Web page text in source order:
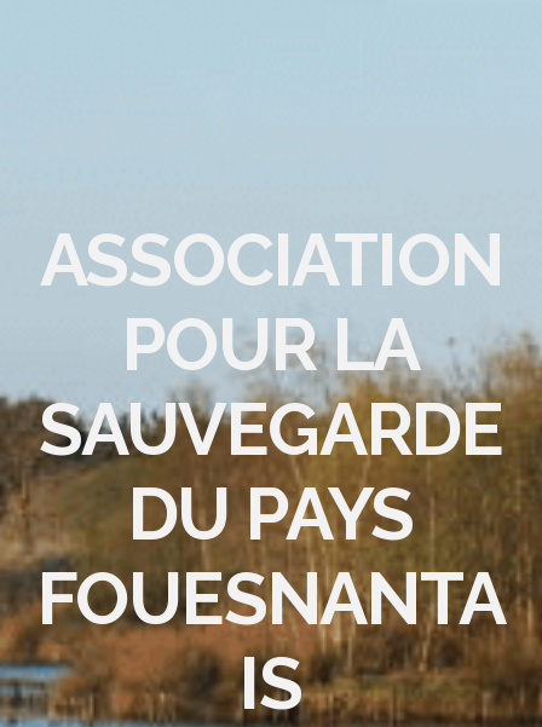
ASSOCIATION
POUR LA
SAUVEGARDE
DU PAYS
FOUESNANTA
IS